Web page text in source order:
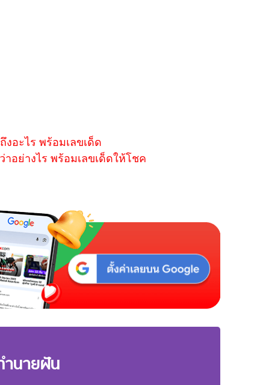
งอะไร พร้อมเลขเด็ด
อย่างไร พร้อมเลขเด็ดให้โชค
ำนายฝัน